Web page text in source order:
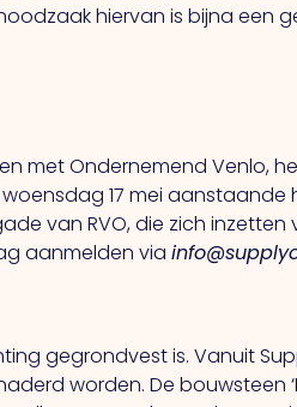
hiervan is bijna een
met Ondernemend Venlo,
17 mei aanstaande
van RVO, die zich
aanmelden via
gegrondvest is. Vanuit
worden.Debouwsteen